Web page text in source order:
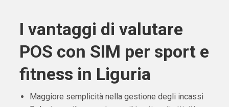
I vantaggi di valutare
POS con SIM per sport e
fitness in Liguria
Maggiore semplicità nella gestione degli incassi